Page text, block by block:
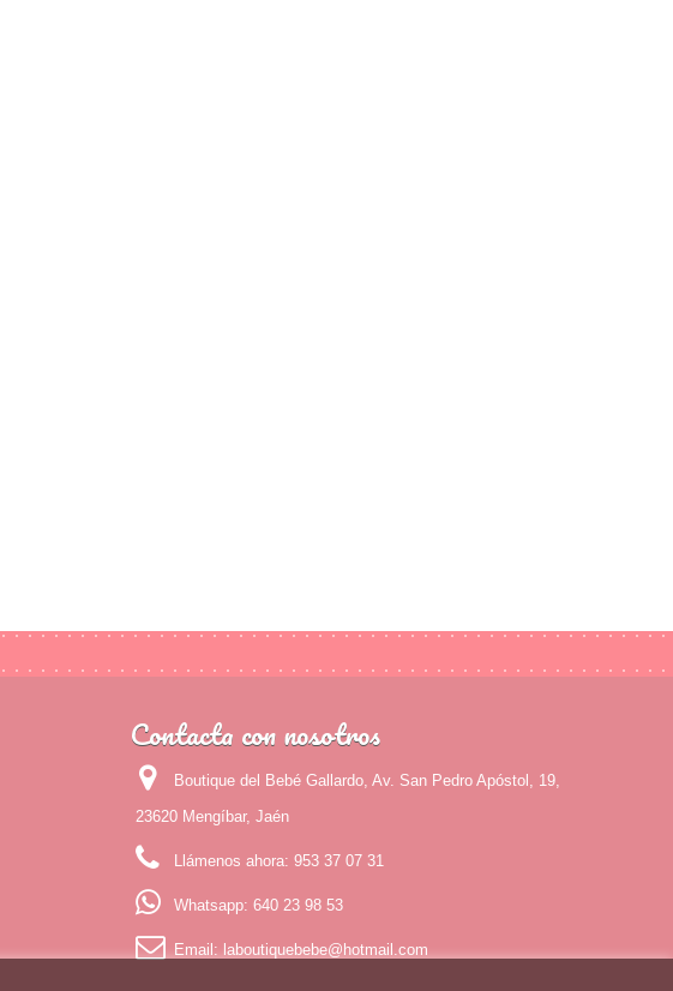
Contacta con nosotros
Boutique del Bebé Gallardo, Av. San Pedro Apóstol, 19,
23620 Mengíbar, Jaén
Llámenos ahora: 953 37 07 31
Whatsapp: 640 23 98 53
Email: laboutiquebebe@hotmail.com